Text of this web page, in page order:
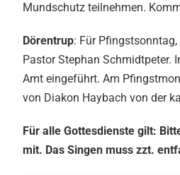
Mundschutz teilnehmen.
Dörentrup: Für
Pastor Stephan Schmidtpeter.
Amt eingeführt. Am
von Diakon Haybach von der
Für alle Gottesdienste gilt:
mit. Das Singen muss zzt.